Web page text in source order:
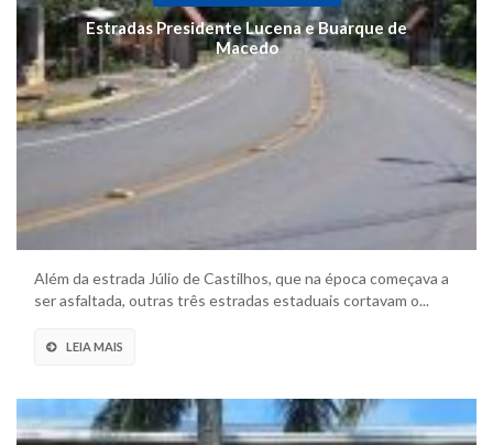
Estradas Presidente Lucena e Buarque de
Macedo
Além da estrada Júlio de Castilhos, que na época começava a
ser asfaltada, outras três estradas estaduais cortavam o...
LEIA MAIS